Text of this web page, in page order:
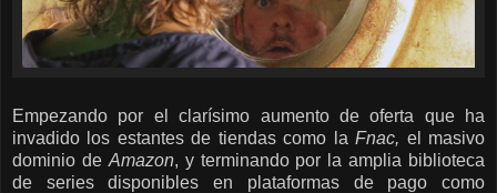
Empezando por el clarísimo aumento de oferta que ha
invadido los estantes de tiendas como laFnac, el masivo
dominio de Amazon, y terminando por la amplia biblioteca
de series disponibles en plataformas de pago como